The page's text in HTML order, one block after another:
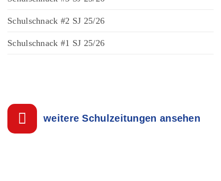
Schulschnack #2 SJ 25/26
Schulschnack #1 SJ 25/26
weitere Schulzeitungen ansehen